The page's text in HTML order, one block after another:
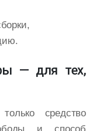
— для тех,
средство